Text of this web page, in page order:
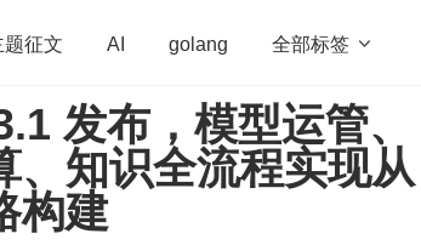
题征文 AI golang 全部标签 
法 学习方法 Web3.0 高效工作
深度思考 低代码 redis golang
发布，模型运管、
、知识全流程实现从
构建